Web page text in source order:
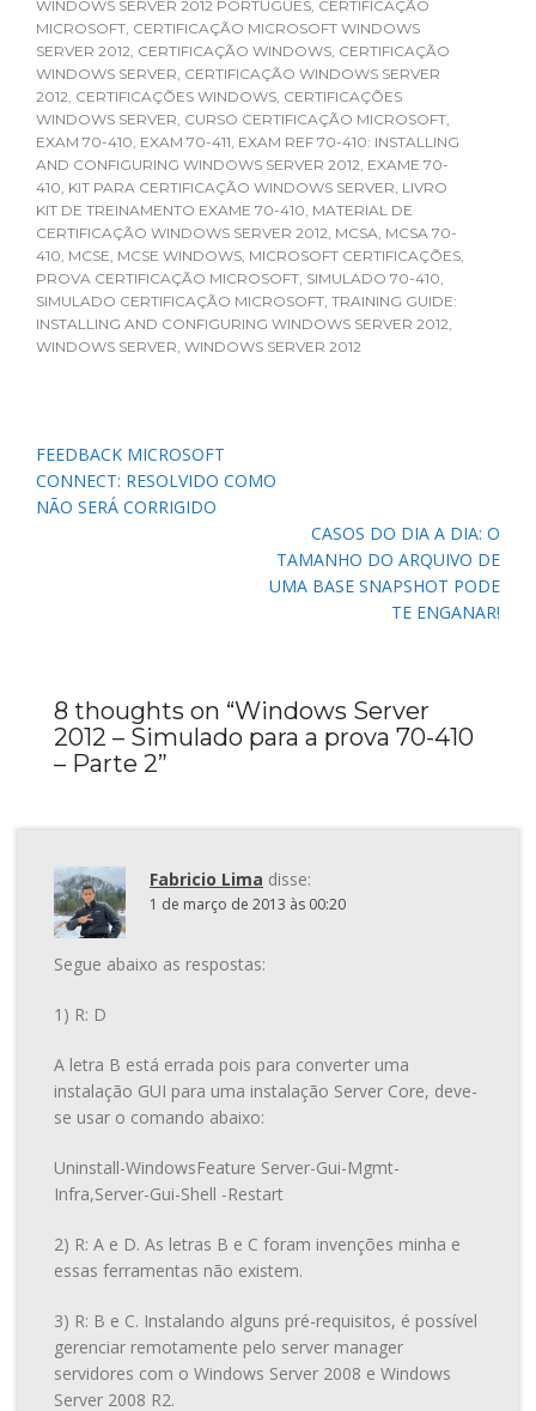
WINDOWS SERVER 2012 PORTUGUES, CERTIFICAÇÃO
MICROSOFT, CERTIFICAÇÃO MICROSOFT WINDOWS
SERVER 2012, CERTIFICAÇÃO WINDOWS, CERTIFICAÇÃO
WINDOWS SERVER, CERTIFICAÇÃO WINDOWS SERVER
2012, CERTIFICAÇÕES WINDOWS, CERTIFICAÇÕES
WINDOWS SERVER, CURSO CERTIFICAÇÃO MICROSOFT,
EXAM 70-410, EXAM 70-411, EXAM REF 70-410: INSTALLING
AND CONFIGURING WINDOWS SERVER 2012, EXAME 70-
410, KIT PARA CERTIFICAÇÃO WINDOWS SERVER, LIVRO
KIT DE TREINAMENTO EXAME 70-410, MATERIAL DE
CERTIFICAÇÃO WINDOWS SERVER 2012, MCSA, MCSA 70-
410, MCSE, MCSE WINDOWS, MICROSOFT CERTIFICAÇÕES,
PROVA CERTIFICAÇÃO MICROSOFT, SIMULADO 70-410,
SIMULADO CERTIFICAÇÃO MICROSOFT, TRAINING GUIDE:
INSTALLING AND CONFIGURING WINDOWS SERVER 2012,
WINDOWS SERVER, WINDOWS SERVER 2012
Navegação
de
Post
FEEDBACK MICROSOFT
CONNECT: RESOLVIDO COMO
NÃO SERÁ CORRIGIDO
CASOS DO DIA A DIA: O
TAMANHO DO ARQUIVO DE
UMA BASE SNAPSHOT PODE
TE ENGANAR!
8 thoughts on “Windows Server
2012 – Simulado para a prova 70-410
– Parte 2”
Fabricio Lima disse:
1 de março de 2013 às 00:20
Segue abaixo as respostas:
1) R: D
A letra B está errada pois para converter uma
instalação GUI para uma instalação Server Core, deve-
se usar o comando abaixo:
Uninstall-WindowsFeature Server-Gui-Mgmt-
Infra,Server-Gui-Shell -Restart
2) R: A e D. As letras B e C foram invenções minha e
essas ferramentas não existem.
3) R: B e C. Instalando alguns pré-requisitos, é possível
gerenciar remotamente pelo server manager
servidores com o Windows Server 2008 e Windows
Server 2008 R2.